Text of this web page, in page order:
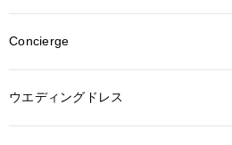
Concierge
ウエディングドレス